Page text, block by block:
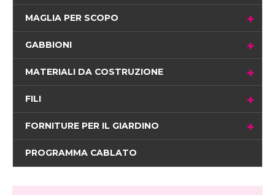
MAGLIA PER SCOPO
GABBIONI
MATERIALI DA COSTRUZIONE
FILI
FORNITURE PER IL GIARDINO
PROGRAMMA CABLATO